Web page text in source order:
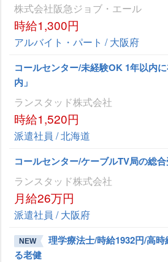
株式会社阪急ジョブ・エール
時給1,300円
アルバイト・パート / 大阪府
コールセンター/未経験OK 1年以内
内」
ランスタッド株式会社
時給1,520円
派遣社員 / 北海道
コールセンター/ケーブルTV局の総
ランスタッド株式会社
月給26万円
派遣社員 / 大阪府
NEW
理学療法士/時給1932円/高
る老健